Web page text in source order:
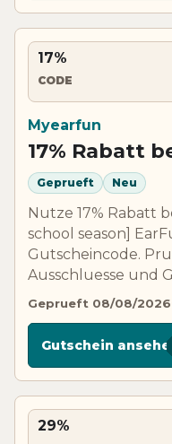
17%
CODE
Myearfun
17% Rabatt
Geprueft Neu
Nutze 17% Rabatt
school season]
Gutscheincode.
Ausschluesse und
Geprueft 08/08/2026
Gutschein ansehen
29%